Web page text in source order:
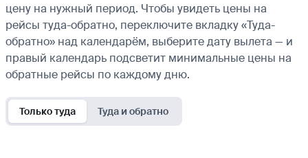
цену на нужный период. Чтобы увидеть цены на
рейсы туда-обратно, переключите вкладку «Туда-
обратно» над календарём, выберите дату вылета — и
правый календарь подсветит минимальные цены на
обратные рейсы по каждому дню.
Только туда Туда и обратно